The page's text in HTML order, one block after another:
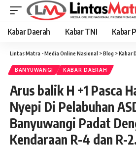
Kabar Daerah Kabar TNI Kabar
Lintas Matra - Media Online Nasional >Blog >Kabar
BANYUWANGI KABAR DAERAH
Arus balik H +1 Pasca
Nyepi Di Pelabuhan
Banyuwangi Padat
Kendaraan R-4 dan R-